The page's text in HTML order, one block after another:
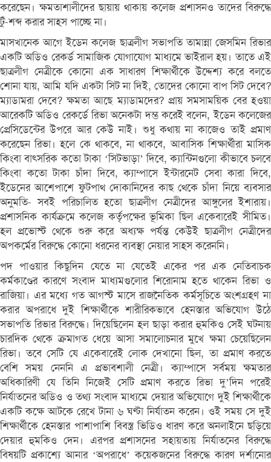
করেছেন। ক্ষমতাশালীদের ছায়ায় থাকায় কলেজ প্রশাসনও তাদের বিরুদ্ধে
টুঁ-শব্দ করার সাহস পাচ্ছে না।
মাসখানেক আগে ইডেন কলেজ ছাত্রলীগ সভাপতি তামান্না জেসমিন রিভার
একটি অডিও রেকর্ড সামাজিক যোগাযোগ মাধ্যমে ভাইরাল হয়। তাতে এই
ছাত্রলীগ নেত্রীকে কোনো এক সাধারণ শিক্ষার্থীকে উদ্দেশ্য করে বলতে
শোনা যায়, আমি যদি একটা সিট না দিই, তোদের কোনো বাপ সিট দেবে?
ম্যাডামরা দেবে? ক্ষমতা আছে ম্যাডামদের? প্রায় সমসাময়িক বের হওয়া
আরেকটি অডিও রেকর্ডে রিভা অনেকটা দম্ভ করেই বলেন, ইডেন কলেজের
প্রেসিডেন্টের উপরে আর কেউ নাই। শুধু কথায় না কাজেও তাই প্রমাণ
করেছেন রিভা। হলে কে থাকবে, না থাকবে, আবাসিক শিক্ষার্থীরা মাসিক
কিংবা বাৎসরিক কতো টাকা ‘সিটভাড়া’ দিবে, ক্যান্টিনগুলো কীভাবে চলবে
কিংবা কতো টাকা চাঁদা দিবে, ক্যাম্পাসে ইন্টারনেট সেবা কারা দিবে,
ইডেনের আশেপাশে ফুটপাথ দোকানিদের কাছ থেকে চাঁদা নিয়ে ব্যবসার
অনুমতি- সবই পরিচালিত হতো ছাত্রলীগ নেত্রীদের আঙ্গুলের ইশারায়।
প্রশাসনিক কার্যক্রমে কলেজ কর্তৃপক্ষের ভূমিকা ছিল একেবারেই সীমিত।
হল প্রভোস্ট থেকে শুরু করে অধ্যক্ষ পর্যন্ত কেউই ছাত্রলীগ নেত্রীদের
অপকর্মের বিরুদ্ধে কোনো ধরনের ব্যবস্থা নেয়ার সাহস করেননি।
পদ পাওয়ার কিছুদিন যেতে না যেতেই একের পর এক নেতিবাচক
কর্মকাণ্ডের কারণে সংবাদ মাধ্যমগুলোর শিরোনাম হতে থাকেন রিভা ও
রাজিয়া। এর মধ্যে গত আগস্ট মাসে রাজনৈতিক কর্মসূচিতে অংশগ্রহণ না
করার অপরাধে দুই শিক্ষার্থীকে শারীরিকভাবে হেনস্তার অভিযোগ উঠে
সভাপতি রিভার বিরুদ্ধে। দিয়েছিলেন হল ছাড়া করার হুমকিও সেই ঘটনায়
চারদিক থেকে ক্রমাগত ধেয়ে আসা সমালোচনার মুখে ক্ষমা চেয়েছিলেন
রিভা। তবে সেটি যে একেবারেই লোক দেখানো ছিল, তা প্রমাণ করতে
বেশি সময় নেননি এ প্রভাবশালী নেত্রী। ক্যাম্পাসে সর্বময় ক্ষমতার
অধিকারিণী যে তিনি নিজেই সেটি প্রমাণ করতে রিভা দু’দিন পরেই
নির্যাতনের অডিও ও তথ্য সংবাদ মাধ্যমে দেয়ার অভিযোগে দুই শিক্ষার্থীকে
একটি কক্ষে আটকে রেখে টানা ৬ ঘণ্টা নির্যাতন করেন। ওই সময় সে দুই
শিক্ষার্থীকে হেনস্তার পাশাপাশি বিবস্ত্র ভিডিও ধারণ করে অনলাইনে ছড়িয়ে
দেয়ার হুমকিও দেন। এরপর প্রশাসনের সহায়তায় নির্যাতনের বিরুদ্ধে
বিষয়টি প্রকাশ্যে আনার ‘অপরাধে’ কয়েকজনের বিরুদ্ধে কারণ দর্শানোর